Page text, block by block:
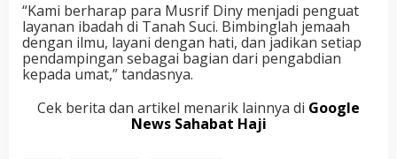
“Kami berharap para Musrif Diny menjadi penguat
layanan ibadah di Tanah Suci. Bimbinglah jemaah
dengan ilmu, layani dengan hati, dan jadikan setiap
pendampingan sebagai bagian dari pengabdian
kepada umat,” tandasnya.
Cek berita dan artikel menarik lainnya di Google
News Sahabat Haji